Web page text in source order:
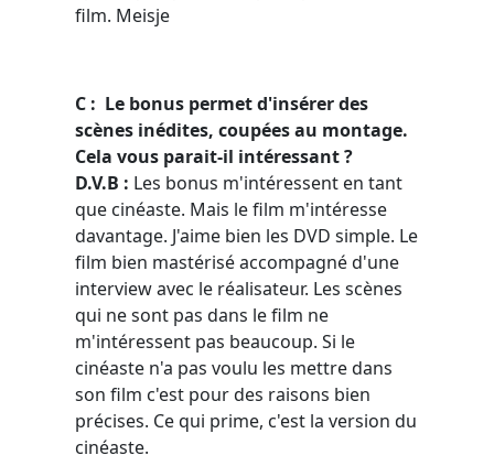
film. Meisje
C : Le bonus permet d'insérer des
scènes inédites, coupées au montage.
Cela vous parait-il intéressant ?
D.V.B : Les bonus m'intéressent en tant
que cinéaste. Mais le film m'intéresse
davantage. J'aime bien les DVD simple. Le
film bien mastérisé accompagné d'une
interview avec le réalisateur. Les scènes
qui ne sont pas dans le film ne
m'intéressent pas beaucoup. Si le
cinéaste n'a pas voulu les mettre dans
son film c'est pour des raisons bien
précises. Ce qui prime, c'est la version du
cinéaste.